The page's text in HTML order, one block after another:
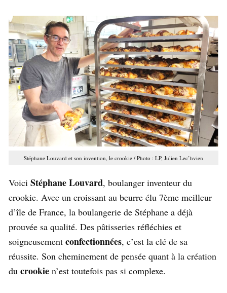
Stéphane Louvard et son invention, le crookie / Photo : LP, Julien Lec’hvien
Voici Stéphane Louvard, boulanger inventeur du
crookie. Avec un croissant au beurre élu 7ème meilleur
d’île de France, la boulangerie de Stéphane a déjà
prouvée sa qualité. Des pâtisseries réfléchies et
soigneusement confectionnées, c’est la clé de sa
réussite. Son cheminement de pensée quant à la création
du crookie n’est toutefois pas si complexe.